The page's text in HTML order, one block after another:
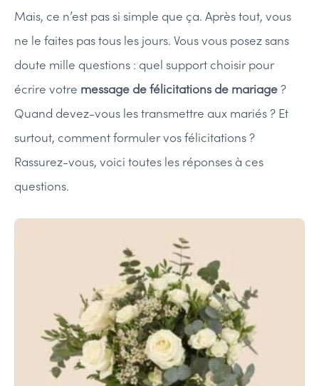
Mais, ce n’est pas si simple que ça. Après tout, vous
ne le faites pas tous les jours. Vous vous posez sans
doute mille questions : quel support choisir pour
écrire votre message de félicitations de mariage?
Quand devez-vous les transmettre aux mariés ? Et
surtout, comment formuler vos félicitations ?
Rassurez-vous, voici toutes les réponses à ces
questions.